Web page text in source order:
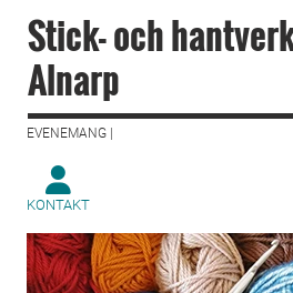
Stick- och
Alnarp
EVENEMANG |
KONTAKT